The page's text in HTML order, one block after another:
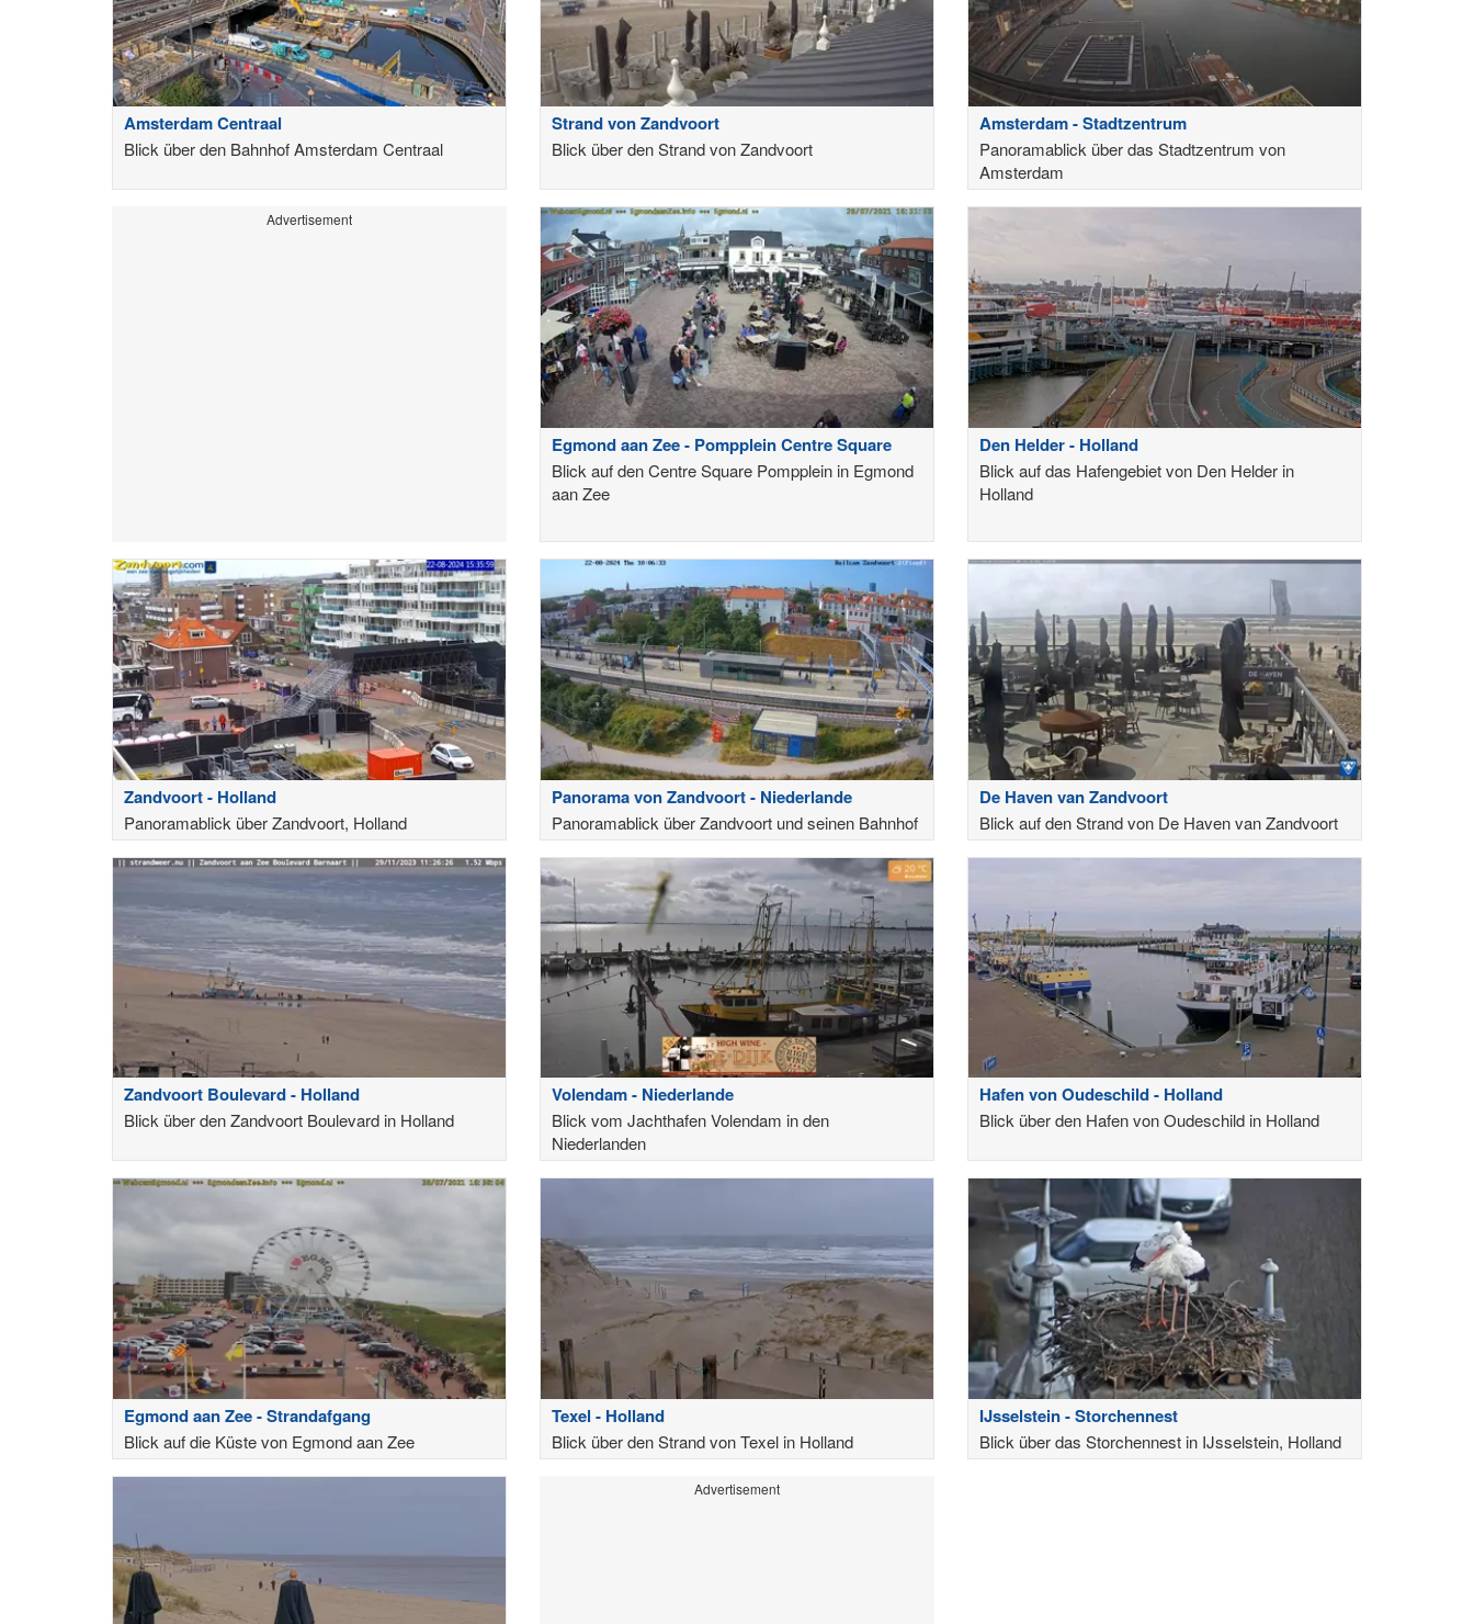
Amsterdam Centraal
Blick über den Bahnhof Amsterdam Centraal
Strand von Zandvoort
Blick über den Strand von Zandvoort
Amsterdam - Stadtzentrum
Panoramablick über das Stadtzentrum von
Amsterdam
Advertisement
Egmond aan Zee - Pompplein Centre Square
Blick auf den Centre Square Pompplein in Egmond
aan Zee
Den Helder - Holland
Blick auf das Hafengebiet von Den Helder in
Holland
Zandvoort - Holland
Panoramablick über Zandvoort, Holland
Panorama von Zandvoort - Niederlande
Panoramablick über Zandvoort und seinen Bahnhof
De Haven van Zandvoort
Blick auf den Strand von De Haven van Zandvoort
Zandvoort Boulevard - Holland
Blick über den Zandvoort Boulevard in Holland
Volendam - Niederlande
Blick vom Jachthafen Volendam in den
Niederlanden
Hafen von Oudeschild - Holland
Blick über den Hafen von Oudeschild in Holland
Egmond aan Zee - Strandafgang
Blick auf die Küste von Egmond aan Zee
Texel - Holland
Blick über den Strand von Texel in Holland
IJsselstein - Storchennest
Blick über das Storchennest in IJsselstein, Holland
Advertisement